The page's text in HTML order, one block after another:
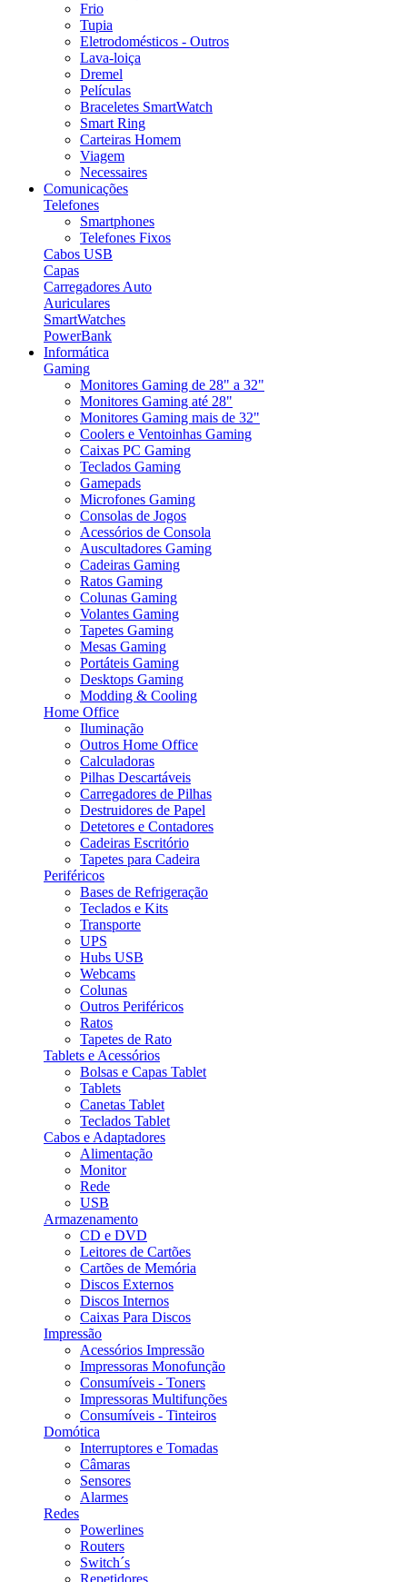
Frio
Tupia
Eletrodomésticos - Outros
Lava-loiça
Dremel
Películas
Braceletes SmartWatch
Smart Ring
Carteiras Homem
Viagem
Necessaires
Comunicações
Telefones
Smartphones
Telefones Fixos
Cabos USB
Capas
Carregadores Auto
Auriculares
SmartWatches
PowerBank
Informática
Gaming
Monitores Gaming de 28" a 32"
Monitores Gaming até 28"
Monitores Gaming mais de 32"
Coolers e Ventoinhas Gaming
Caixas PC Gaming
Teclados Gaming
Gamepads
Microfones Gaming
Consolas de Jogos
Acessórios de Consola
Auscultadores Gaming
Cadeiras Gaming
Ratos Gaming
Colunas Gaming
Volantes Gaming
Tapetes Gaming
Mesas Gaming
Portáteis Gaming
Desktops Gaming
Modding & Cooling
Home Office
Iluminação
Outros Home Office
Calculadoras
Pilhas Descartáveis
Carregadores de Pilhas
Destruidores de Papel
Detetores e Contadores
Cadeiras Escritório
Tapetes para Cadeira
Periféricos
Bases de Refrigeração
Teclados e Kits
Transporte
UPS
Hubs USB
Webcams
Colunas
Outros Periféricos
Ratos
Tapetes de Rato
Tablets e Acessórios
Bolsas e Capas Tablet
Tablets
Canetas Tablet
Teclados Tablet
Cabos e Adaptadores
Alimentação
Monitor
Rede
USB
Armazenamento
CD e DVD
Leitores de Cartões
Cartões de Memória
Discos Externos
Discos Internos
Caixas Para Discos
Impressão
Acessórios Impressão
Impressoras Monofunção
Consumíveis - Toners
Impressoras Multifunções
Consumíveis - Tinteiros
Domótica
Interruptores e Tomadas
Câmaras
Sensores
Alarmes
Redes
Powerlines
Routers
Switch´s
Repetidores